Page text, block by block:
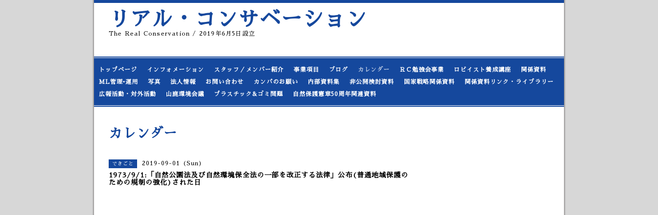
リアル・コンサベーション
The Real Conservation / 2019年6月5日設立
トップページ インフォメーション スタッフ／メンバー紹介 事業項目 ブログ カレンダー ＲＣ勉強会事業 ロビイスト養成講座 関係資料
ML管理•運用 写真 法人情報 お問い合わせ カンパのお願い 内部資料集 非公開検討資料 国家戦略関係資料 関係資料リンク・ライブラリー
広報活動・対外活動 山鹿環境会議 プラスチック&ゴミ問題 自然保護憲章50周年関連資料
カレンダー
できごと 2019-09-01 (Sun)
1973/9/1:「自然公園法及び自然環境保全法の一部を改正する法律」公布(普通地域保護の
ための規制の強化)された日